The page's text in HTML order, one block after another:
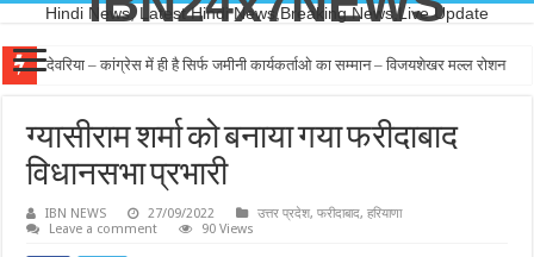
Hindi News, Latest Hindi News,Breaking News,Live Update
देवरिया – कांग्रेस में ही है सिर्फ जमीनी कार्यकर्ताओ का सम्मान – विजयशेखर मल्ल रोशन
ग्यासीराम शर्मा को बनाया गया फरीदाबाद
विधानसभा प्रभारी
IBN NEWS 27/09/2022 उत्तर प्रदेश,फरीदाबाद,हरियाणा
Leave a comment
90 Views